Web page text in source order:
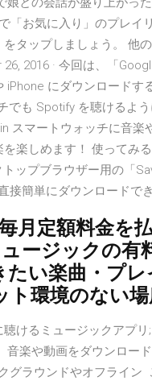
「お気に入り」のプレイ
をタップしましょう。
2016 · 今回は、「
iPhone にダウンロード
でも Spotify を聴けるよ
スマートウォッチに音
楽しめます！ 使ってみ
ップブラウザー用の「
接簡単にダウンロードで
毎月定額料金
ュージックの
たい楽曲・プ
ト環境のない
けるミュージックアプ
音楽や動画をダウンロー
グラウンドやオフライ